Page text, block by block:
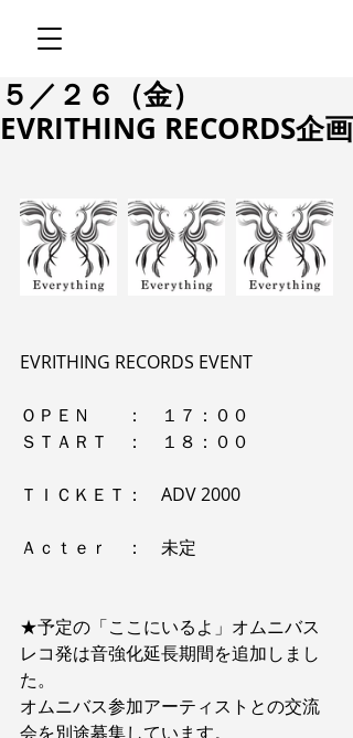
５／２６（金）
EVRITHING RECORDS企画
EVRITHING RECORDS EVENT
ＯＰＥＮ　　：　１７：００
ＳＴＡＲＴ　：　１８：００
ＴＩＣＫＥＴ：　ADV 2000
Ａｃｔｅｒ　：　未定
★予定の「ここにいるよ」オムニバス
レコ発は音強化延長期間を追加しまし
た。
オムニバス参加アーティストとの交流
会を別途募集しています。